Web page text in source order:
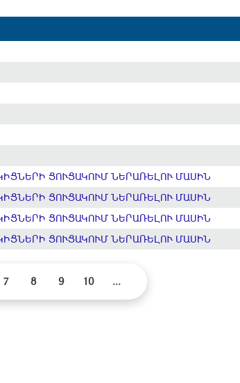
ՑՈՒՑԱԿՈՒՄ ՆԵՐԱՌԵԼՈՒ ՄԱՍԻՆ
ՑՈՒՑԱԿՈՒՄ ՆԵՐԱՌԵԼՈՒ ՄԱՍԻՆ
ՑՈՒՑԱԿՈՒՄ ՆԵՐԱՌԵԼՈՒ ՄԱՍԻՆ
ՑՈՒՑԱԿՈՒՄ ՆԵՐԱՌԵԼՈՒ ՄԱՍԻՆ
7 8 9 10 ...